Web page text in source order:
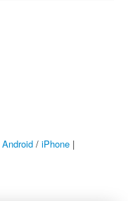
Android / iPhone |